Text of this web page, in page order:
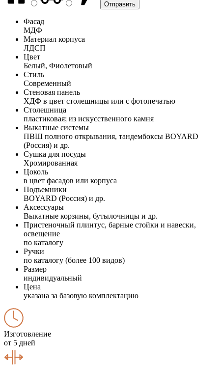
Фасад
МДФ
Материал корпуса
ЛДСП
Цвет
Белый, Фиолетовый
Стиль
Современный
Стеновая панель
ХДФ в цвет столешницы или с фотопечатью
Столешница
пластиковая; из искусственного камня
Выкатные системы
ПВШ полного открывания, тандембоксы BOYARD
(Россия) и др.
Сушка для посуды
Хромированная
Цоколь
в цвет фасадов или корпуса
Подъемники
BOYARD (Россия) и др.
Аксессуары
Выкатные корзины, бутылочницы и др.
Пристеночный плинтус, барные стойки и навески,
освещение
по каталогу
Ручки
по каталогу (более 100 видов)
Размер
индивидуальный
Цена
указана за базовую комплектацию
Изготовление
от 5 дней